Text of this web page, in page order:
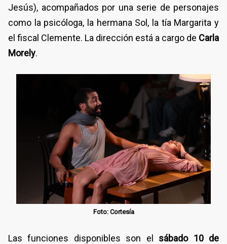
Jesús), acompañados por una serie de personajes
como la psicóloga, la hermana Sol, la tía Margarita y
el fiscal Clemente. La dirección está a cargo de Carla
Morely.
Foto: Cortesía
Las funciones disponibles son el sábado 10 de